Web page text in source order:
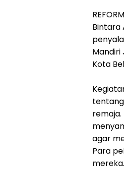
Bintara
Mandiri
Kota
agar
Para
mereka.